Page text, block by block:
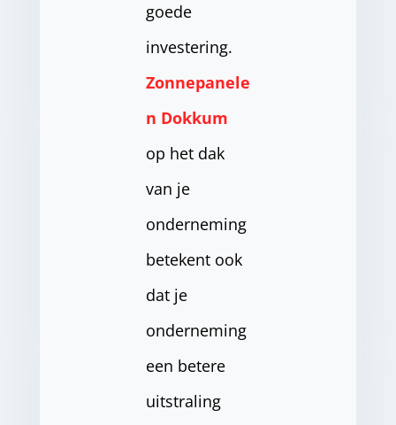
goede
investering.
Zonnepanele
n Dokkum
op het dak
van je
onderneming
betekent ook
dat je
onderneming
een betere
uitstraling